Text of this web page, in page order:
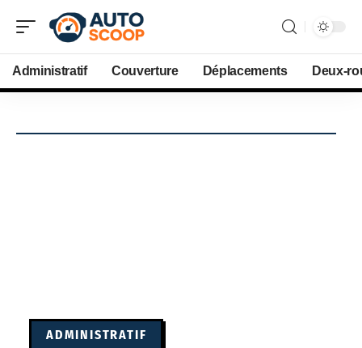
Administratif Couverture Déplacements Deux-
ADMINISTRATIF